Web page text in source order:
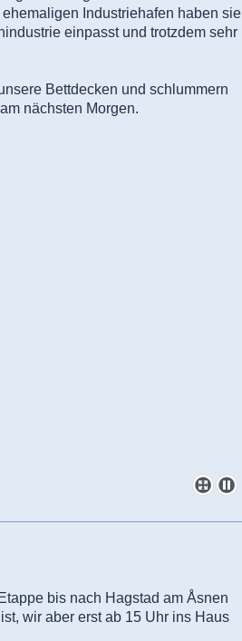
Industriehafen haben sie
einpasst und trotzdem sehr
Bettdecken und schlummern
nächsten Morgen.
bis nach Hagstad am Åsnen
wir aber erst ab 15 Uhr ins Haus